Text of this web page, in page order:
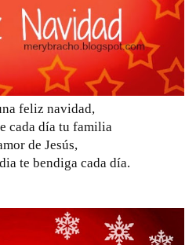
feliz navidad,
cada día tu familia
de Jesús,
te bendiga cada día.